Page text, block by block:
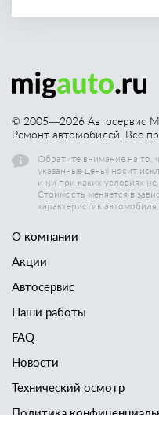
© 2005—2026 Автосервис
Ремонт автомобилей. Все
Обратите внимание на то,
указанные цены) носит
и ни при каких условиях
Стоимость меняется в
характеристик автомобиля.
О компании
Акции
Автосервис
Наши работы
FAQ
Новости
Технический осмотр
Политика